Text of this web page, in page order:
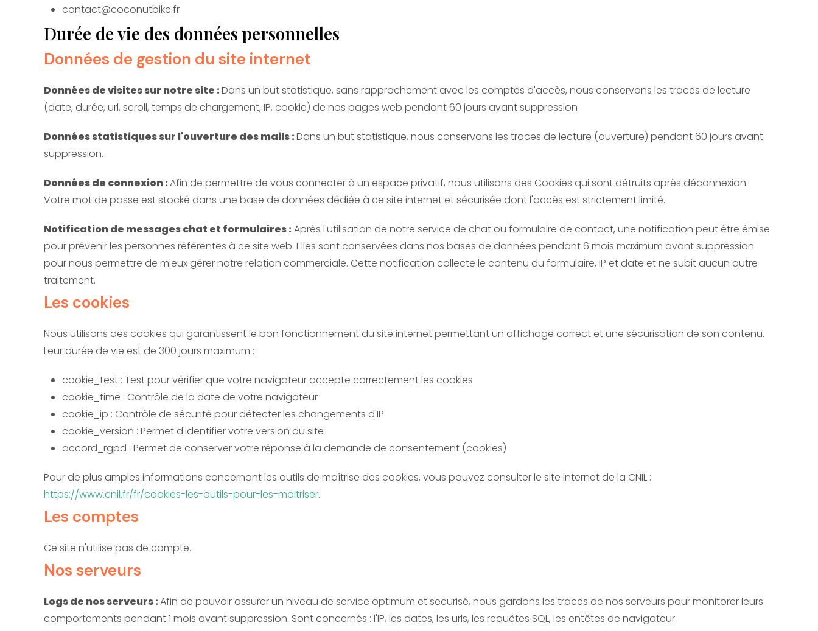
contact@coconutbike.fr
Durée de vie des données personnelles
Données de gestion du site internet
Données de visites sur notre site :Dans un but statistique, sans rapprochement avec les comptes d'accès, nous conservons les traces de lecture
(date, durée, url, scroll, temps de chargement, IP, cookie) de nos pages web pendant 60 jours avant suppression
Données statistiques sur l'ouverture des mails :Dans un but statistique, nous conservons les traces de lecture (ouverture) pendant 60 jours avant
suppression.
Données de connexion :Afin de permettre de vous connecter à un espace privatif, nous utilisons des Cookies qui sont détruits après déconnexion.
Votre mot de passe est stocké dans une base de données dédiée à ce site internet et sécurisée dont l'accès est strictement limité.
Notification de messages chat et formulaires : Après l'utilisation de notre service de chat ou formulaire de contact, une notification peut être émise
pour prévenir les personnes référentes à ce site web. Elles sont conservées dans nos bases de données pendant 6 mois maximum avant suppression
pour nous permettre de mieux gérer notre relation commerciale. Cette notification collecte le contenu du formulaire, IP et date et ne subit aucun autre
traitement.
Les cookies
Nous utilisons des cookies qui garantissent le bon fonctionnement du site internet permettant un affichage correct et une sécurisation de son contenu.
Leur durée de vie est de 300 jours maximum :
cookie_test : Test pour vérifier que votre navigateur accepte correctement les cookies
cookie_time : Contrôle de la date de votre navigateur
cookie_ip : Contrôle de sécurité pour détecter les changements d'IP
cookie_version : Permet d'identifier votre version du site
accord_rgpd : Permet de conserver votre réponse à la demande de consentement (cookies)
Pour de plus amples informations concernant les outils de maîtrise des cookies, vous pouvez consulter le site internet de la CNIL :
https://www.cnil.fr/fr/cookies-les-outils-pour-les-maitriser.
Les comptes
Ce site n'utilise pas de compte.
Nos serveurs
Logs de nos serveurs :Afin de pouvoir assurer un niveau de service optimum et securisé, nous gardons les traces de nos serveurs pour monitorer leurs
comportements pendant 1 mois avant suppression. Sont concernés : l'IP, les dates, les urls, les requêtes SQL, les entêtes de navigateur.